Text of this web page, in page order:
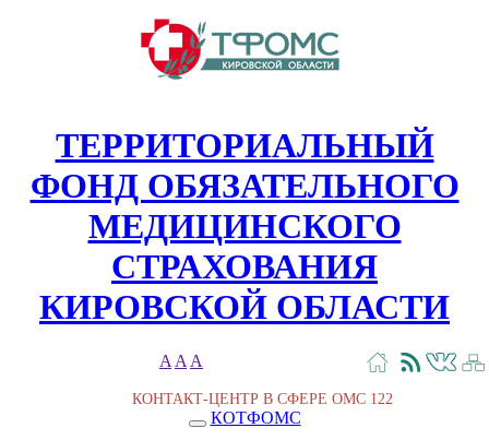
ТЕРРИТОРИАЛЬНЫЙ
ФОНД ОБЯЗАТЕЛЬНОГО
МЕДИЦИНСКОГО
СТРАХОВАНИЯ
КИРОВСКОЙ ОБЛАСТИ
A A A
КОНТАКТ-ЦЕНТР В СФЕРЕ ОМС 122
КОТФОМС